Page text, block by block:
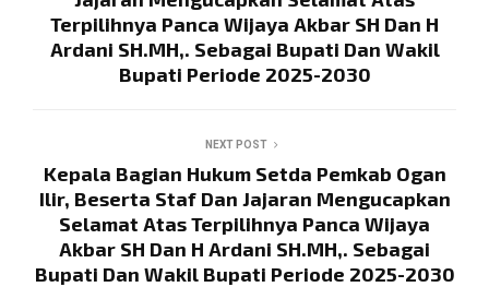
Terpilihnya Panca Wijaya Akbar SH Dan H
Ardani SH.MH,. Sebagai Bupati Dan Wakil
Bupati Periode 2025-2030
NEXT POST
Kepala Bagian Hukum Setda Pemkab Ogan
Ilir, Beserta Staf Dan Jajaran Mengucapkan
Selamat Atas Terpilihnya Panca Wijaya
Akbar SH Dan H Ardani SH.MH,. Sebagai
Bupati Dan Wakil Bupati Periode 2025-2030